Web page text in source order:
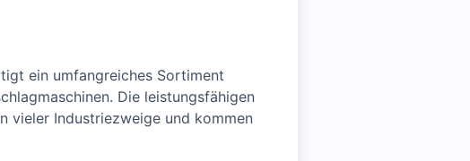
ein umfangreiches Sortiment
Die leistungsfähigen
vieler Industriezweige und kommen